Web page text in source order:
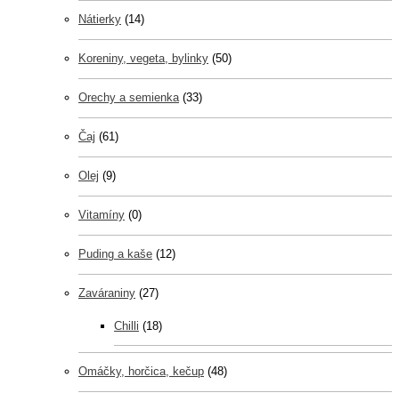
Nátierky (14)
Koreniny, vegeta, bylinky (50)
Orechy a semienka (33)
Čaj (61)
Olej (9)
Vitamíny (0)
Puding a kaše (12)
Zaváraniny (27)
Chilli (18)
Omáčky, horčica, kečup (48)